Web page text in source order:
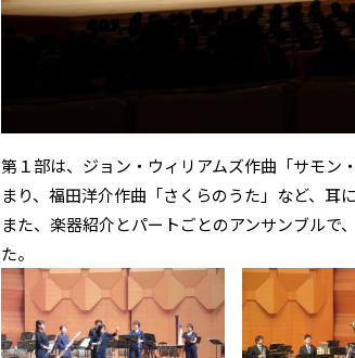
第１部は、ジョン・ウィリアムズ作曲「サモン
まり、福田洋介作曲「さくらのうた」など、耳
また、楽器紹介とパートごとのアンサンブル
た。